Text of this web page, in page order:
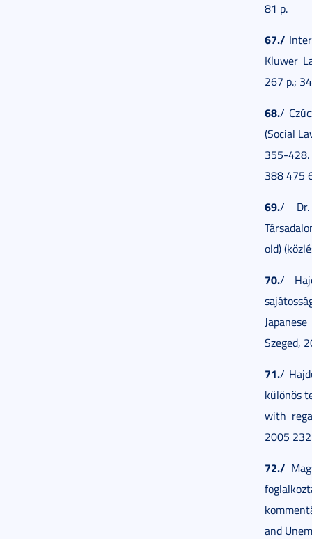
81 p.
67./
Kluwer
267 p.;
68./
(Social
355-
388 475
69./ Dr.
old)
70./
Szeged,
71./
különös
with
2005
72./
and